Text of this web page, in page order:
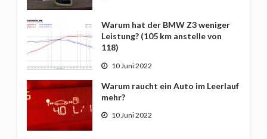
Warum hat der BMW Z3 weniger
Leistung? (105 km anstelle von
118)
10 Juni 2022
Warum raucht ein Auto im Leerlauf
mehr?
10 Juni 2022